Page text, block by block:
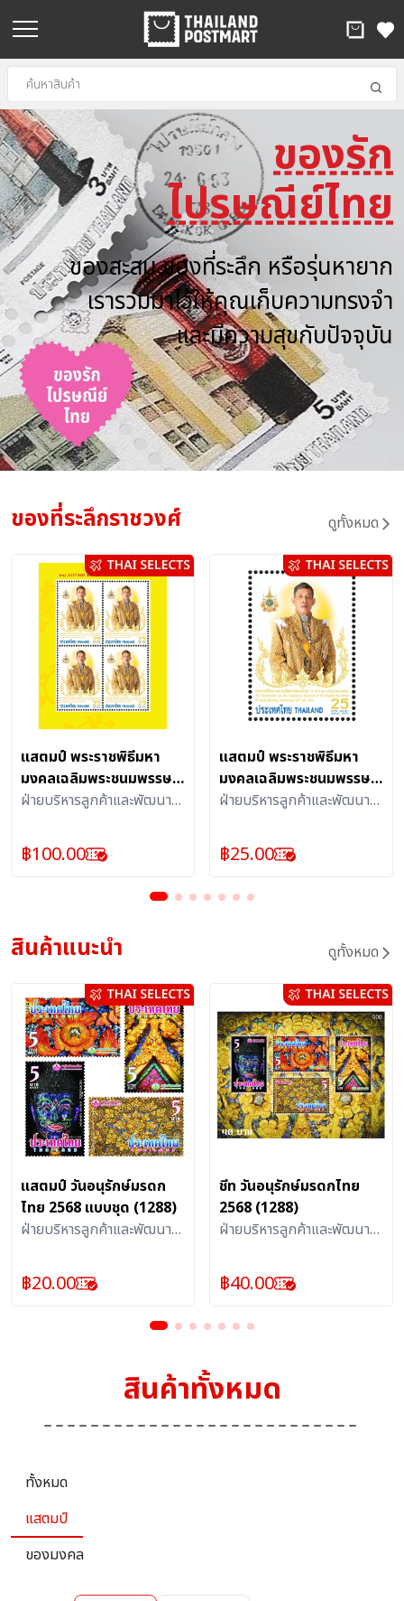
. ของรัก
ไปรษณีย์ไทย
ของสะสม ของที่ระลึก หรือรุ่นหายาก
เรารวมมาไว้ให้คุณเก็บความทรงจำ
และมีความสุขกับปัจจุบัน
ของที่ระลึกราชวงศ์ ดูทั้งหมด
แสตมป์ พระราชพิธีมหา
มงคลเฉลิมพระชนมพรรษา
6 รอบ 28 กรกฎาคม 2567
ฝ่ายบริหารลูกค้าและพัฒนา
แสตมป์
฿100.00
แสตมป์ พระราชพิธีมหา
มงคลเฉลิมพระชนมพรรษา
6 รอบ 28 กรกฎาคม 2567
ฝ่ายบริหารลูกค้าและพัฒนา
แสตมป์
฿25.00
สินค้าแนะนำ ดูทั้งหมด
แสตมป์ วันอนุรักษ์มรดก
ไทย 2568 แบบชุด (1288)
ฝ่ายบริหารลูกค้าและพัฒนา
แสตมป์
฿20.00
ชีท วันอนุรักษ์มรดกไทย
2568 (1288)
ฝ่ายบริหารลูกค้าและพัฒนา
สิ่งสะสม
฿40.00
สินค้าทั้งหมด
ทั้งหมด
แสตมป์
ของมงคล